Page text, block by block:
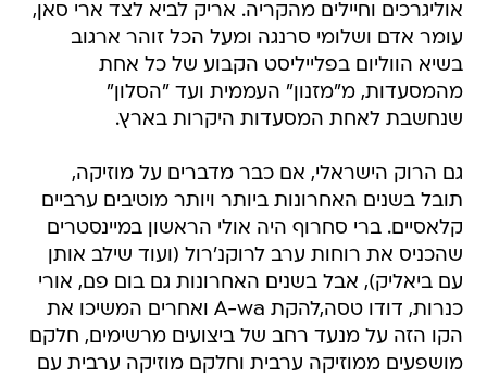
אוליגרכים וחיילים מהקריה. אריק לביא לצד ארי סאן,
עומר אדם ושלומי סרנגה ומעל הכל זוהר ארגוב
בשיא הווליום בפלייליסט הקבוע של כל אחת
מהמסעדות, מ"מזנון" העממית ועד "הסלון"
שנחשבת לאחת המסעדות היקרות בארץ.
גם הרוק הישראלי, אם כבר מדברים על מוזיקה,
תובל בשנים האחרונות ביותר ויותר מוטיבים ערביים
קלאסיים. ברי סחרוף היה אולי הראשון במיינסטרים
שהכניס את רוחות ערב לרוקנ'רול (ועוד שילב אותן
עם ביאליק), אבל בשנים האחרונות גם בום פם, אורי
כנרות, דודו טסה,להקת A-wa ואחרים המשיכו את
הקו הזה על מנעד רחב של ביצועים מרשימים, חלקם
מושפעים ממוזיקה ערבית וחלקם מוזיקה ערבית עם